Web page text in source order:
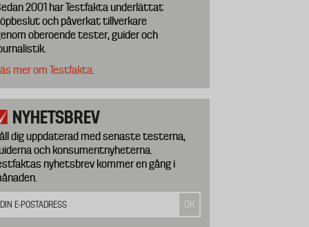
2001 har Testfakta underlättat
och påverkat tillverkare
oberoende tester, guider och
mer om Testfakta.
NYHETSBREV
dig uppdaterad med senaste testerna,
och konsumentnyheterna.
nyhetsbrev kommer en gång i